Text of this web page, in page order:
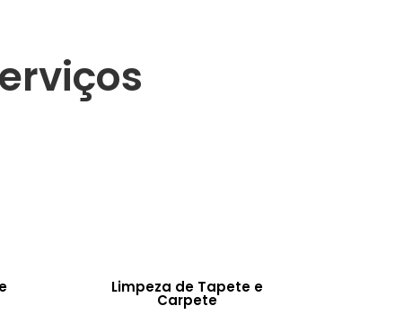
Limpeza de Tapete e
Carpete